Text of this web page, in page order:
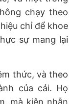
chạy theo
chỉ để khoe
sự mang lại
thức, và theo
của cải. Họ
mà kiên nhẫn